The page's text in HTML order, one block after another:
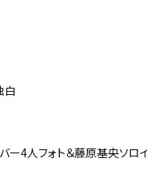
白
ー4人フォト＆藤原基央ソロ